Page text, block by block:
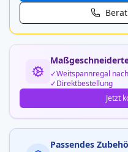
Weitspannregal
Direktbestellung
Jetzt
Passendes